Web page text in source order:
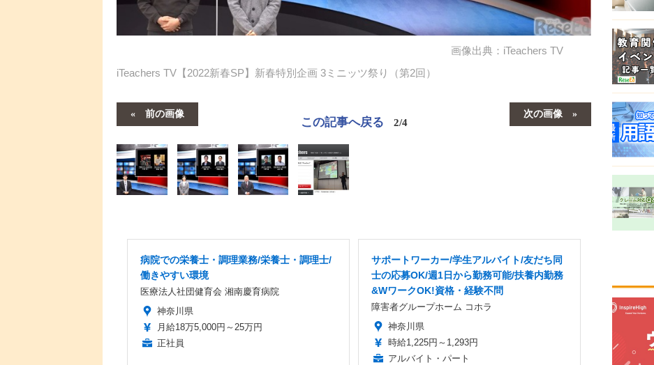
画像出典：iTeachers TV
iTeachers TV【2022新春SP】新春特別企画 3ミニッツ祭り（第2回）
前の画像 次の画像
この記事へ戻る 2/4
病院での栄養士・調理業務/栄養士・調理士/
働きやすい環境
医療法人社団健育会 湘南慶育病院
神奈川県
月給18万5,000円～25万円
正社員
サポートワーカー/学生アルバイト/友だち同
士の応募OK/週1日から勤務可能/扶養内勤務
&WワークOK!資格・経験不問
障害者グループホーム コホラ
神奈川県
時給1,225円～1,293円
アルバイト・パート